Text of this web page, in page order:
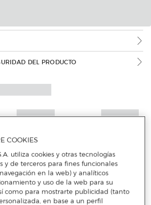
DEL PRODUCTO
COOKIES
utiliza cookies y otras tecnologías
y de terceros para fines funcionales
en la web) y analíticos
y uso de la web para su
como para mostrarte publicidad (tanto
en base a un perfil